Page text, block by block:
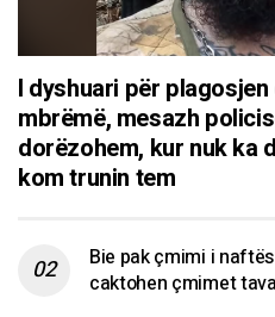
I dyshuari për
mbrëmë, mesazh
dorëzohem, kur nuk ka
kom trunin tem
Bie pak çmimi i
caktohen çmimet